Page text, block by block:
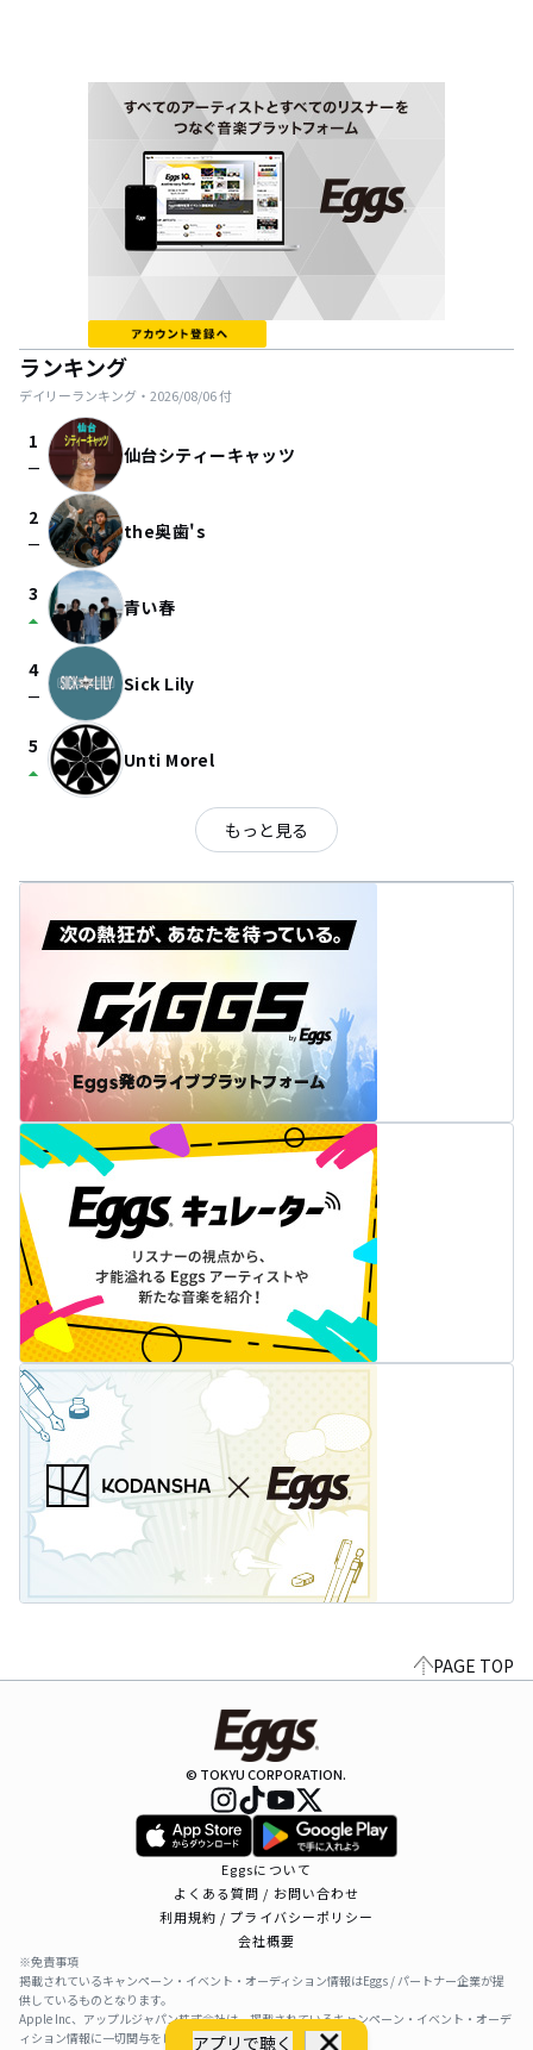
アプリで聴く
ランキング
デイリーランキング・ 2026/08/06付
1
check_indeterminate_small 仙台シティーキャッツ
2
check_indeterminate_small the奥歯's
3
arrow_drop_up 青い春
4
check_indeterminate_small Sick Lily
5
arrow_drop_up Unti Morel
もっと見る
PAGE TOP
© TOKYU CORPORATION.
Eggsについて
よくある質問 / お問い合わせ
利用規約 / プライバシーポリシー
会社概要
※免責事項
掲載されているキャンペーン・イベント・オーディション情報はEggs / パートナー企業が提
供しているものとなります。
Apple Inc、アップルジャパン株式会社は、掲載されているキャンペーン・イベント・オーデ
ィション情報に一切関与をしておりません。